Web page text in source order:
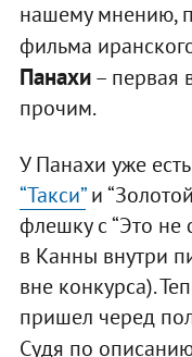
нашему мнению,
фильма
Панахи– первая
прочим.
У Панахи уже есть
“Такси”и
флешку с “Это не
в Канны внутри
вне конкурса).
пришел черед
Судя по